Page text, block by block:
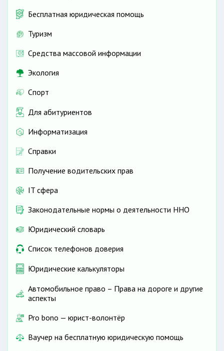
Бесплатная юридическая помощь
Туризм
Средства массовой информации
Экология
Спорт
Для абитуриентов
Информатизация
Справки
Получение водительских прав
IT сфера
Законодательные нормы о деятельности ННО
Юридический словарь
Список телефонов доверия
Юридические калькуляторы
Автомобильное право – Права на дороге и другие
аспекты
Pro bono — юрист-волонтёр
Ваучер на бесплатную юридическую помощь